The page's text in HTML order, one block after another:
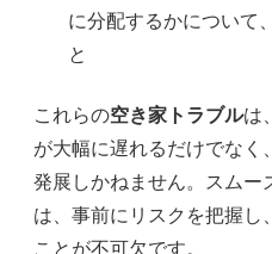
に分配するかについて
と
これらの空き家トラブルは
が大幅に遅れるだけでなく
発展しかねません。スムー
は、事前にリスクを把握し
ことが不可欠です。